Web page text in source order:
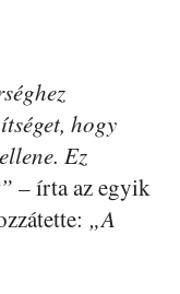
hogy
Ez
– írta az egyik
„A